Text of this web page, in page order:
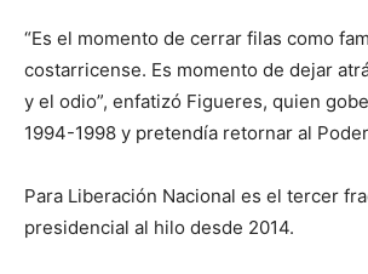
“Es el momento de cerrar filas como
costarricense. Es momento de dejar
y el odio”, enfatizó Figueres, quien
1994-1998 y pretendía retornar al
Para Liberación Nacional es el tercer
presidencial al hilo desde 2014.